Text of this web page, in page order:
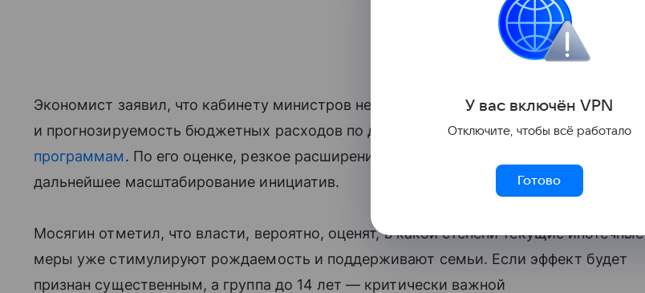
Экономист заявил, что кабинету министров необходимо обеспечить управляемость
и прогнозируемость бюджетных расходов по действующим льготнымипотечным
программам. По его оценке, резкое расширение их объема способно ограничить
дальнейшее масштабирование инициатив.
Мосягин отметил, что власти, вероятно, оценят, в какой степени текущие ипотечные
меры уже стимулируют рождаемость и поддерживают семьи. Если эффект будет
признан существенным, а группа до 14 лет — критически важной
У вас включён VPN
Отключите, чтобы всё работало
Готово